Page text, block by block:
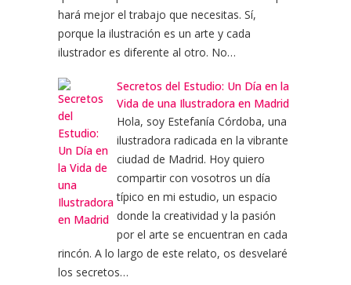
hará mejor el trabajo que necesitas. Sí,
porque la ilustración es un arte y cada
ilustrador es diferente al otro. No…
Secretos del Estudio: Un Día en la
Vida de una Ilustradora en Madrid
Hola, soy Estefanía Córdoba, una
ilustradora radicada en la vibrante
ciudad de Madrid. Hoy quiero
compartir con vosotros un día
típico en mi estudio, un espacio
donde la creatividad y la pasión
por el arte se encuentran en cada
rincón. A lo largo de este relato, os desvelaré
los secretos…